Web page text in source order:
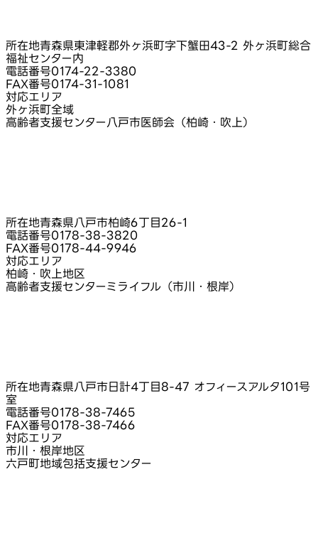
所在地青森県東津軽郡外ヶ浜町字下蟹田43-2 外ヶ浜町総合
福祉センター内
電話番号0174-22-3380
FAX番号0174-31-1081
対応エリア
外ヶ浜町全域
高齢者支援センター八戸市医師会（柏崎・吹上）
所在地青森県八戸市柏崎6丁目26‑1
電話番号0178-38-3820
FAX番号0178-44-9946
対応エリア
柏崎・吹上地区
高齢者支援センターミライフル（市川・根岸）
所在地青森県八戸市日計4丁目8‑47 オフィースアルタ101号
室
電話番号0178-38-7465
FAX番号0178-38-7466
対応エリア
市川・根岸地区
六戸町地域包括支援センター